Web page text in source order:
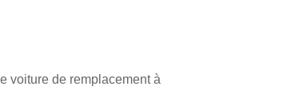
voiture de remplacement à